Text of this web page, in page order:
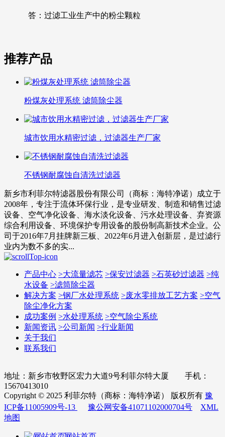
答： 过滤工业生产中的粉尘颗粒
推荐产品
粉煤灰处理系统 滤筒除尘器
城市饮用水精密过滤，过滤器生产厂家
不锈钢耐腐蚀自清洗过滤器
新乡市利菲尔特滤器股份有限公司（商标：海特净诺）成立于
2008年，专注于流体环保行业，是专业研发、制造和销售过滤
设备、空气净化设备、海水淡化设备、污水处理设备、弃资源
综合利用设备、环境保护专用设备的股份制高新技术企业。公
司于2016年7月挂牌新三板、2022年6月进入创新层，是过滤行
业内为数不多的实...
产品中心 >大流量滤芯 >保安过滤器 >石英砂过滤器 >纯
水设备 >滤筒除尘器
解决方案 >钢厂水处理系统 >废水零排放工艺方案 >空气
除尘净化方案
成功案例 >水处理系统 >空气除尘系统
新闻资讯 >公司新闻 >行业新闻
关于我们
联系我们
地址：新乡市牧野区宏力大道9号利菲尔特大厦 手机：
15670413010
Copyright © 2025 利菲尔特（商标：海特净诺） 版权所有 豫
ICP备11005909号-13
豫公网安备41071102000704号
XML
地图